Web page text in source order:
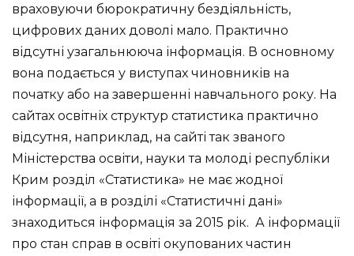
враховуючи бюрократичну бездіяльність,
цифрових даних доволі мало. Практично
відсутні узагальнююча інформація. В основному
вона подається у виступах чиновників на
початку або на завершенні навчального року. На
сайтах освітніх структур статистика практично
відсутня, наприклад, на сайті так званого
Міністерства освіти, науки та молоді республіки
Крим розділ «Статистика» не має жодної
інформації, а в розділі «Статистичні дані»
знаходиться інформація за 2015 рік. А інформації
про стан справ в освіті окупованих частин